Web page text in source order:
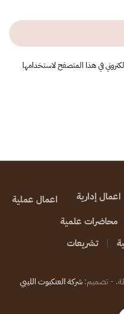
في هذا المتصفح لاستخدامها
اعمال إدارية
اعمال عملية
محاضرات علمية
تشريعات
شركة العنكبوت الليبي